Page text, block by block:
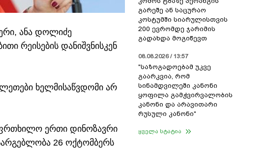
ანა დოლიძე
რეისების დანიშვნისკენ
ხელმისაწვდომი არ
ერთი დინოზავრი
26 ოქტომბერს
გარეშე ან საცურაო
კოსტუმში სიარულისთვის
200 ევრომდე ჯარიმის
გადახდა მოგიწევთ
08.08.2026 / 13:57
"საზოგადოებამ უკვე
გაარკვია, რომ
სინამდვილეში კანონი
ყოფილა გამჭვირვალობის
კანონი და არავითარი
რუსული კანონი"
ყველა სტატია